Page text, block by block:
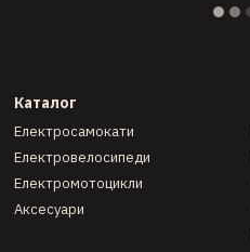
Каталог
Електросамокати
Електровелосипеди
Електромотоцикли
Аксесуари